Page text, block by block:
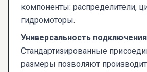
компоненты: распределители,
гидромоторы.
Универсальность
Стандартизированные
размеры позволяют